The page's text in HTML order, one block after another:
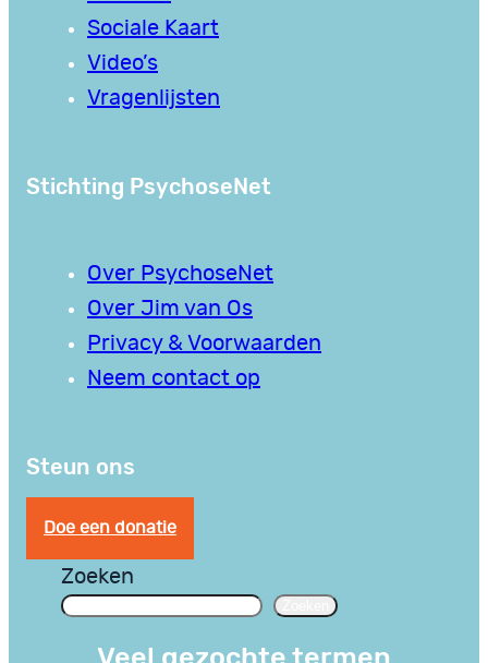
Sociale Kaart
Video’s
Vragenlijsten
Stichting PsychoseNet
Over PsychoseNet
Over Jim van Os
Privacy & Voorwaarden
Neem contact op
Steun ons
Doe een donatie
Zoeken